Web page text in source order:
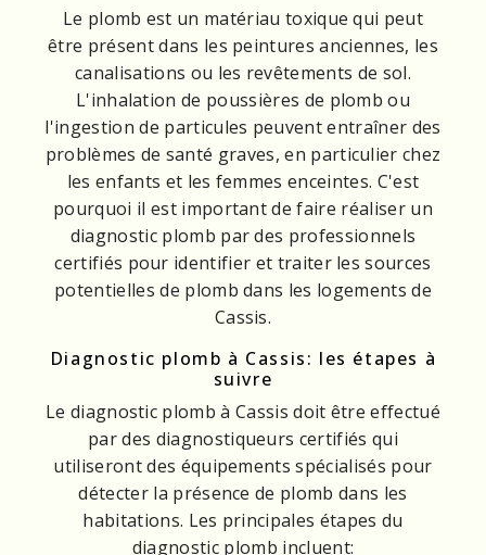
Le plomb est un matériau toxique qui peut
être présent dans les peintures anciennes, les
canalisations ou les revêtements de sol.
L'inhalation de poussières de plomb ou
l'ingestion de particules peuvent entraîner des
problèmes de santé graves, en particulier chez
les enfants et les femmes enceintes. C'est
pourquoi il est important de faire réaliser un
diagnostic plomb par des professionnels
certifiés pour identifier et traiter les sources
potentielles de plomb dans les logements de
Cassis.
Diagnostic plomb à Cassis: les étapes à
suivre
Le diagnostic plomb à Cassis doit être effectué
par des diagnostiqueurs certifiés qui
utiliseront des équipements spécialisés pour
détecter la présence de plomb dans les
habitations. Les principales étapes du
diagnostic plomb incluent: